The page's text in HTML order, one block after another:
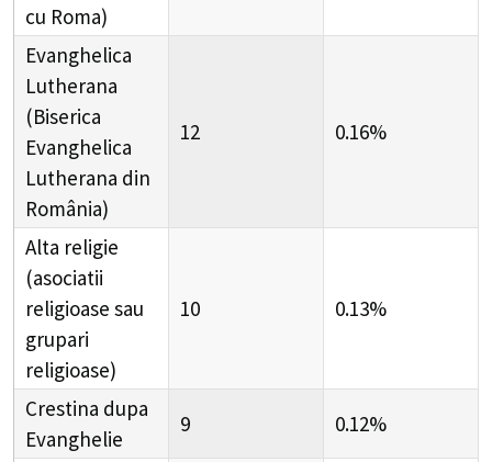
cu Roma)
Evanghelica
Lutherana
(Biserica
Evanghelica
Lutherana din
România)
12 0.16%
Alta religie
(asociatii
religioase sau
grupari
religioase)
10 0.13%
Crestina dupa
Evanghelie
9 0.12%